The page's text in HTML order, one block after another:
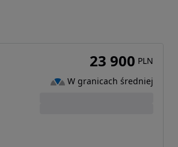
23 900 PLN
W granicach średniej